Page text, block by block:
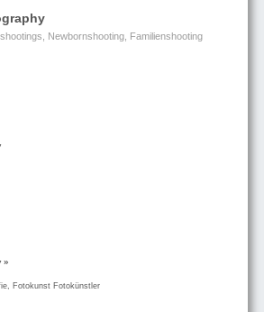
Newbornshooting, Familienshooting
»
Fotokunst Fotokünstler